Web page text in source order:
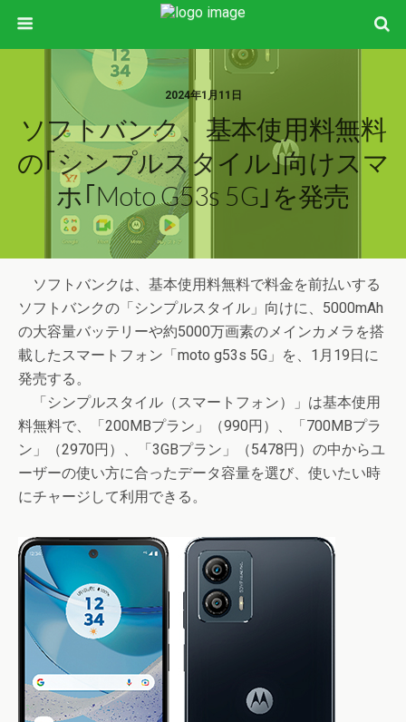
2024年1月11日
ソフトバンク、基本使用料無料
の｢シンプルスタイル｣向けスマ
ホ｢moto G53s 5G｣を発売
ソフトバンクは、基本使用料無料で料金を前払いする
ソフトバンクの「シンプルスタイル」向けに、5000mAh
の大容量バッテリーや約5000万画素のメインカメラを搭
載したスマートフォン「moto g53s 5G」を、1月19日に
発売する。
「シンプルスタイル（スマートフォン）」は基本使用
料無料で、「200MBプラン」（990円）、「700MBプラ
ン」（2970円）、「3GBプラン」（5478円）の中からユ
ーザーの使い方に合ったデータ容量を選び、使いたい時
にチャージして利用できる。